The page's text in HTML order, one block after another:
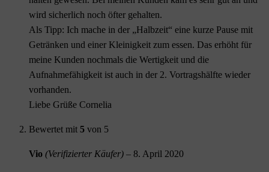
wird sicherlich noch öfter gehalten.
Als Tipp: Ich mache in der „Halbzeit“ eine kurze Pause mit
Getränken und einer Kleinigkeit zum essen. Das erhöht für
meine Kunden nochmals die Wertigkeit und die
Aufnahmefähigkeit ist auch in der 2. Vortragshälfte wieder
vorhanden.
Liebe Grüße Cornelia
Bewertet mit 5 von 5
Vio (Verifizierter Käufer) – 8. April 2020